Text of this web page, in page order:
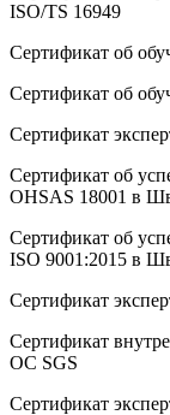
ISO/TS 16949
Сертификат об
Сертификат об
Сертификат
Сертификат об
OHSAS 18001 в
Сертификат об
ISO 9001:2015 в
Сертификат
Сертификат
ОС SGS
Сертификат